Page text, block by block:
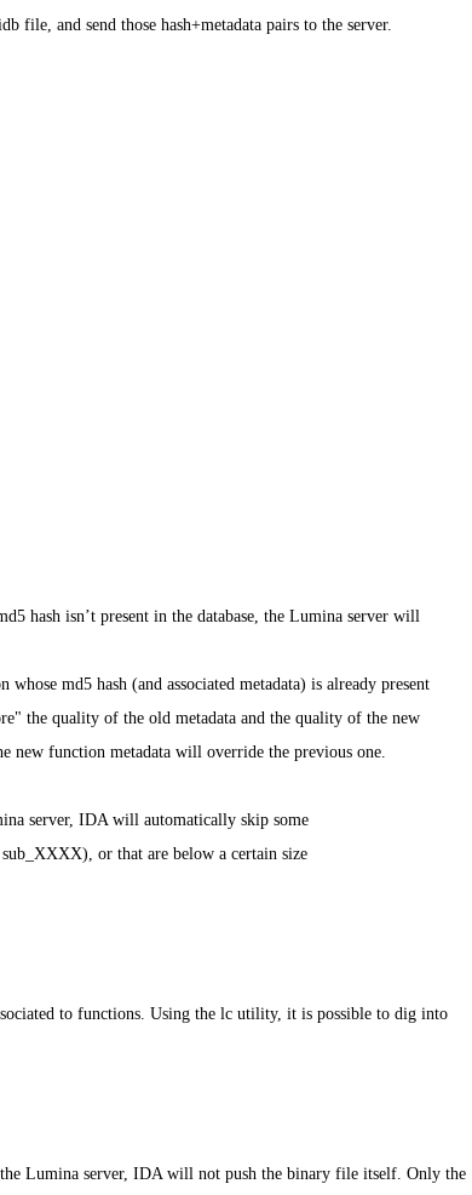
file, and send those hash+metadata pairs to the server.
hash isn’t present in the database, the Lumina server will
md5 hash (and associated metadata) is already present
the quality of the old metadata and the quality of the new
new function metadata will override the previous one.
server, IDA will automatically skip some
or that are below a certain size
to functions. Using the lc utility, it is possible to dig into
Lumina server, IDA will not push the binary file itself. Only the